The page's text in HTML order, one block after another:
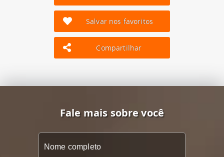
Salvar nos favoritos
Compartilhar
Fale mais sobre você